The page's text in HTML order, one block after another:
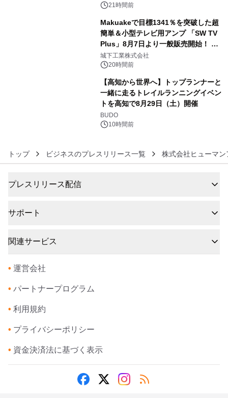
没入型バー「BAR Arca」
21時間前
Makuakeで目標1341％を突破した超
簡単＆小型テレビ用アンプ 「SW TV
Plus」8月7日より一般販売開始！ ケ
ーブル1本つなぐだけ、テレビの音が
ぐっと豊かに
城下工業株式会社
20時間前
【高知から世界へ】トップランナーと
一緒に走るトレイルランニングイベン
トを高知で8月29日（土）開催
BUDO
10時間前
トップ ビジネスのプレスリリース一覧 株式会社ヒューマン
プレスリリース配信
サポート
関連サービス
• 運営会社
• パートナープログラム
• 利用規約
• プライバシーポリシー
• 資金決済法に基づく表示